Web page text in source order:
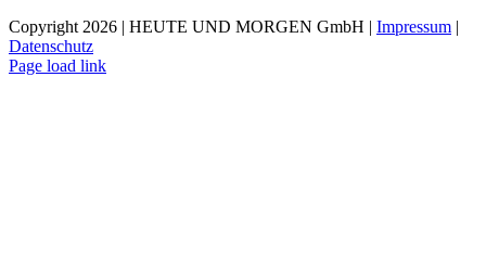
Copyright 2026 | HEUTE UND MORGEN GmbH | Impressum |
Datenschutz
Page load link